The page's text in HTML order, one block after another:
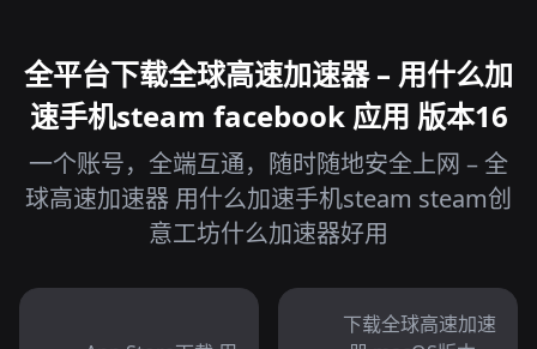
全平台下载全球高速加速器 – 用什么加
速手机steam facebook 应用 版本16
一个账号，全端互通，随时随地安全上网 – 全
球高速加速器 用什么加速手机steam steam创
意工坊什么加速器好用
下载全球高速加速